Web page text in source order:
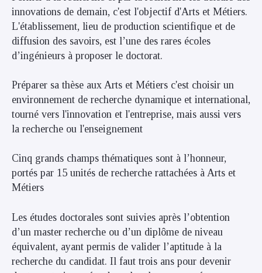
innovations de demain, c'est l'objectif d'Arts et Métiers.
L'établissement, lieu de production scientifique et de
diffusion des savoirs, est l’une des rares écoles
d’ingénieurs à proposer le doctorat.
Préparer sa thèse aux Arts et Métiers c'est choisir un
environnement de recherche dynamique et international,
tourné vers l'innovation et l'entreprise, mais aussi vers
la recherche ou l'enseignement
Cinq grands champs thématiques sont à l’honneur,
portés par 15 unités de recherche rattachées à Arts et
Métiers
Les études doctorales sont suivies après l’obtention
d’un master recherche ou d’un diplôme de niveau
équivalent, ayant permis de valider l’aptitude à la
recherche du candidat. Il faut trois ans pour devenir